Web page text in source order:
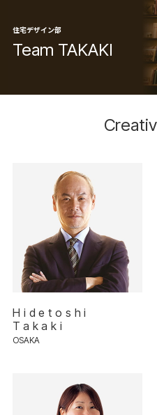
住宅デザイン部
Team TAKAKI
Hidetoshi
Takaki
OSAKA